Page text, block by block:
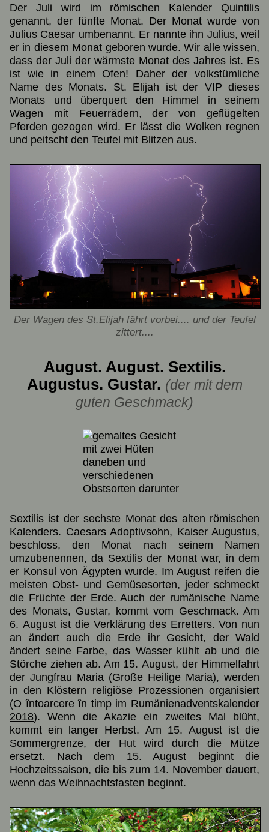
Der Juli wird im römischen Kalender Quintilis
genannt, der fünfte Monat. Der Monat wurde von
Julius Caesar umbenannt. Er nannte ihn Julius, weil
er in diesem Monat geboren wurde. Wir alle wissen,
dass der Juli der wärmste Monat des Jahres ist. Es
ist wie in einem Ofen! Daher der volkstümliche
Name des Monats. St. Elijah ist der VIP dieses
Monats und überquert den Himmel in seinem
Wagen mit Feuerrädern, der von geflügelten
Pferden gezogen wird. Er lässt die Wolken regnen
und peitscht den Teufel mit Blitzen aus.
Der Wagen des St.Elijah fährt vorbei.... und der Teufel
zittert....
August. August. Sextilis.
Augustus. Gustar. (der mit dem
guten Geschmack)
Sextilis ist der sechste Monat des alten römischen
Kalenders. Caesars Adoptivsohn, Kaiser Augustus,
beschloss, den Monat nach seinem Namen
umzubenennen, da Sextilis der Monat war, in dem
er Konsul von Ägypten wurde. Im August reifen die
meisten Obst- und Gemüsesorten, jeder schmeckt
die Früchte der Erde. Auch der rumänische Name
des Monats, Gustar, kommt vom Geschmack. Am
6. August ist die Verklärung des Erretters. Von nun
an ändert auch die Erde ihr Gesicht, der Wald
ändert seine Farbe, das Wasser kühlt ab und die
Störche ziehen ab. Am 15. August, der Himmelfahrt
der Jungfrau Maria (Große Heilige Maria), werden
in den Klöstern religiöse Prozessionen organisiert
(O întoarcere în timp im Rumänienadventskalender
2018). Wenn die Akazie ein zweites Mal blüht,
kommt ein langer Herbst. Am 15. August ist die
Sommergrenze, der Hut wird durch die Mütze
ersetzt. Nach dem 15. August beginnt die
Hochzeitssaison, die bis zum 14. November dauert,
wenn das Weihnachtsfasten beginnt.